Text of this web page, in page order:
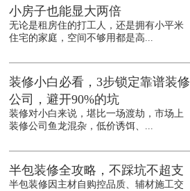
小房子也能显大两倍
无论是租房住的打工人，还是拥有小平米
住宅的家庭，空间不够用都是高...
装修小白必看，3步锁定靠谱装修
公司，避开90%的坑
装修对小白来说，堪比一场渡劫，市场上
装修公司鱼龙混杂，低价诱饵、...
半包装修全攻略，不踩坑不超支
半包装修因主材自购控品质、辅材施工交